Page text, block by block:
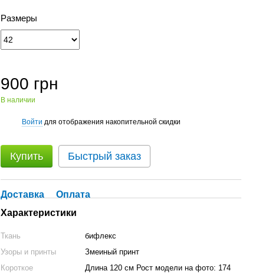
Размеры
900 грн
В наличии
Войти для отображения накопительной скидки
Купить Быстрый заказ
Доставка
Оплата
Характеристики
Ткань
бифлекс
Узоры и принты
Змеиный принт
Короткое
Длина 120 см Рост модели на фото: 174